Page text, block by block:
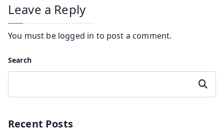
Leave a Reply
You must be logged in to post a comment.
Search
Search
Recent Posts